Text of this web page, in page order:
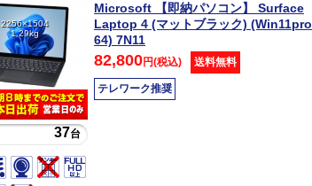
2256×1504
1.29kg
37台
Microsoft 【即納パソコン】 Surface
Laptop 4 (マットブラック) (Win11pro
64) 7N11
82,800円(税込) 送料無料
テレワーク推奨